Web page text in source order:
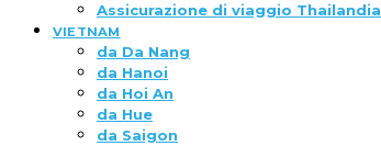
Assicurazione di viaggio Thailandia
VIETNAM
da Da Nang
da Hanoi
da Hoi An
da Hue
da Saigon